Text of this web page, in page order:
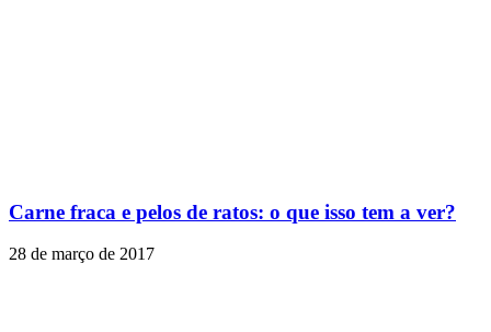
Carne fraca e pelos de ratos: o que isso tem a ver?
28 de março de 2017